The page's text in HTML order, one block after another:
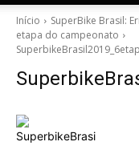
Início
SuperBike Brasil:
etapa do campeonato